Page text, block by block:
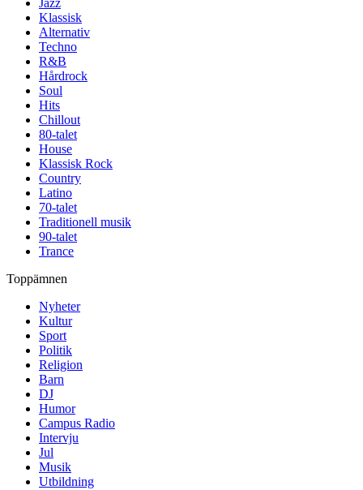
Jazz
Klassisk
Alternativ
Techno
R&B
Hårdrock
Soul
Hits
Chillout
80-talet
House
Klassisk Rock
Country
Latino
70-talet
Traditionell musik
90-talet
Trance
Toppämnen
Nyheter
Kultur
Sport
Politik
Religion
Barn
DJ
Humor
Campus Radio
Intervju
Jul
Musik
Utbildning